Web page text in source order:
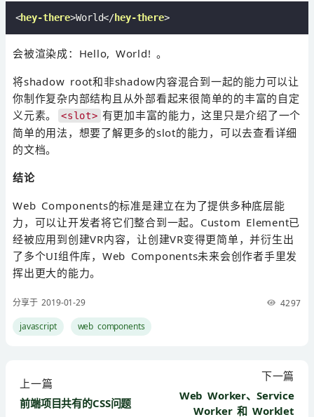
<hey-there>World</hey-there>
会被渲染成：Hello, World! 。
将shadow root和非shadow内容混合到一起的能力可以让
你制作复杂内部结构且从外部看起来很简单的的丰富的自定
义元素。
<slot> 有更加丰富的能力，这里只是介绍了一个
简单的用法，想要了解更多的slot的能力，可以去查看详细
的文档。
结论
Web Components的标准是建立在为了提供多种底层能
力，可以让开发者将它们整合到一起。Custom Element已
经被应用到创建VR内容，让创建VR变得更简单，并衍生出
了多个UI组件库，Web Components未来会创作者手里发
挥出更大的能力。
分享于 2019-01-29
4297
javascript
web components
上一篇
前端项目共有的CSS问题
下一篇
Web Worker、Service
Worker 和 Worklet